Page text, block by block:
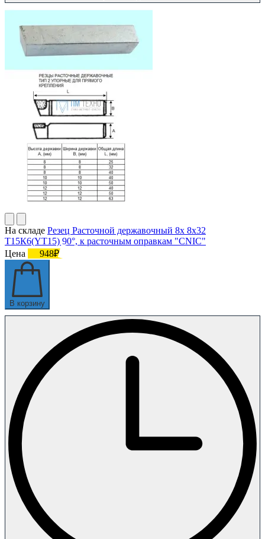
На складе Резец Расточной державочный 8х 8х32
Т15К6(YT15) 90°, к расточным оправкам "CNIC"
Цена
948₽
В корзину